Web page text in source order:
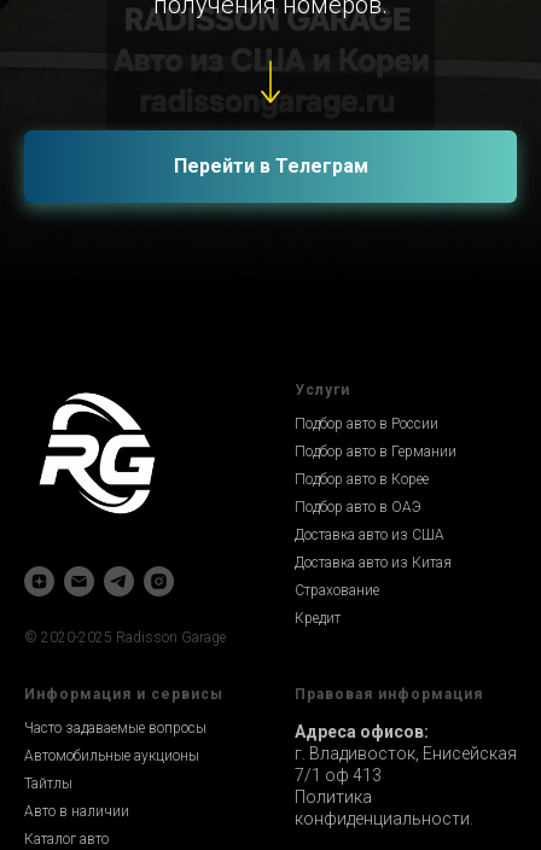
Перейти в Телеграм
© 2020-2025 Radisson Garage
Услуги
Подбор авто в России
Подбор авто в Германии
Подбор авто в Корее
Подбор авто в ОАЭ
Доставка авто из США
Доставка авто из Китая
Страхование
Кредит
Информация и сервисы
Часто задаваемые вопросы
Автомобильные аукционы
Тайтлы
Авто в наличии
Каталог авто
Правовая информация
Адреса офисов:
г. Владивосток, Енисейская
7/1 оф 413
Политика
конфиденциальности.